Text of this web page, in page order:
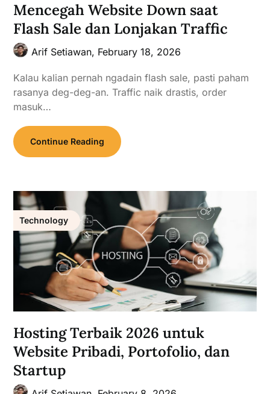
Mencegah Website Down saat
Flash Sale dan Lonjakan Traffic
Arif Setiawan, February 18, 2026
Kalau kalian pernah ngadain flash sale, pasti paham
rasanya deg-deg-an. Traffic naik drastis, order
masuk…
Continue Reading
Technology
Hosting Terbaik 2026 untuk
Website Pribadi, Portofolio, dan
Startup